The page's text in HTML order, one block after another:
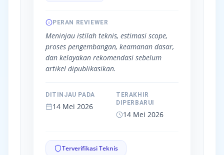
PERAN REVIEWER
Meninjau istilah teknis, estimasi scope,
proses pengembangan, keamanan dasar,
dan kelayakan rekomendasi sebelum
artikel dipublikasikan.
DITINJAU PADA
14 Mei 2026
TERAKHIR
DIPERBARUI
14 Mei 2026
Terverifikasi Teknis